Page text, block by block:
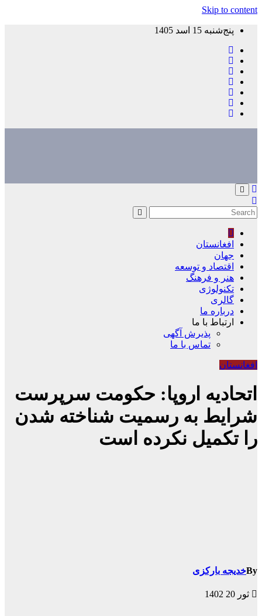
Skip to content
پنج‌شنبه 15 اسد 1405
افغانستان
جهان
اقتصاد و توسعه
هنر و فرهنگ
تکنولوژی
گالری
درباره ما
ارتباط با ما
پذیرش آگهی
تماس با ما
افغانستان
اتحادیه اروپا: حکومت سرپرست
شرایط به رسمیت شناخته شدن
را تکمیل نکرده است
Byخدیجه بارکزی
ثور 20 1402